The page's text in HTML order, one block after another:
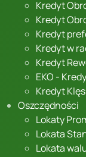
Kredyt
Kredyt
Kredyt
Kredyt w
Kredyt
EKO -
Kredyt
Oszczędności
Lokaty
Lokata
Lokata